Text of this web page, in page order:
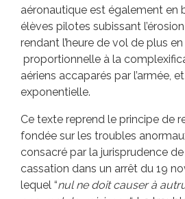
aéronautique est également en
élèves pilotes subissant
rendant l’heure de vol de plus
proportionnelle à la
aériens accaparés par l’armée,
exponentielle.
Ce texte reprend le principe de
fondée sur les troubles
consacré par la jurisprudence
cassation dans un arrêt du 19
lequel “nul ne doit causer à